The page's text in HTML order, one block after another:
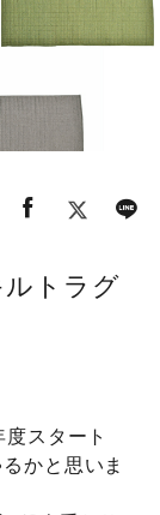
ルトラグ
スタート
かと思いま